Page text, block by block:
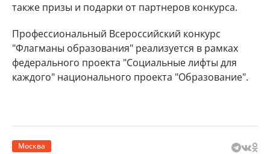
также призы и подарки от партнеров конкурса.
Профессиональный Всероссийский конкурс
"Флагманы образования" реализуется в рамках
федерального проекта "Социальные лифты для
каждого" национального проекта "Образование".
Москва